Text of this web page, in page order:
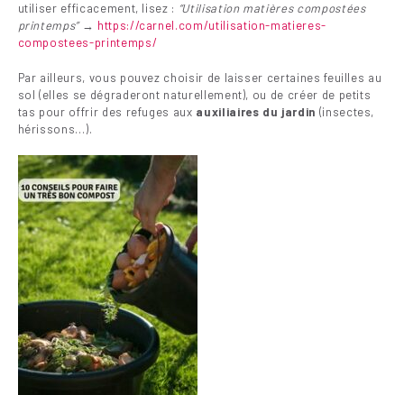
utiliser efficacement, lisez : “Utilisation matières compostées
printemps”→ https://carnel.com/utilisation-matieres-
compostees-printemps/
Par ailleurs, vous pouvez choisir de laisser certaines feuilles au
sol (elles se dégraderont naturellement), ou de créer de petits
tas pour offrir des refuges aux auxiliaires du jardin (insectes,
hérissons…).